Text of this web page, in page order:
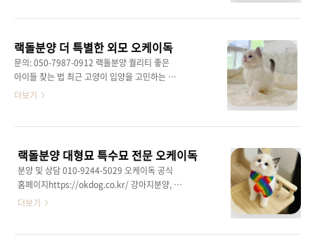
만 근육의 긴장도가 낮아 움직임이 부드럽고 걸
음으로 인한 부담이 적어 공동주택 환경..
요.부드러운 털을 쓰다듬는 순간벌써 가족이 된
것처럼 느껴졌습니다.그날 이후 저는 이 아이를
집으로 데려오기로 결심했어요. 랙돌분양을 진
행하면서가장 안심됐던 건 건강검진 내역과백신
접종 상태를 투명하게 알려준 점이에요.단순히
모습에서큰 신뢰를 느낄 수 있었습니다. 집에 데
낯선 공간에서도 무서워하지 않고차..
랙돌분양 더 특별한 외모 오케이독
문의: 050-7987-0912 랙돌분양 퀄리티 좋은
아이들 찾는 법 최근 고양이 입양을 고민하는 분
들이 많이 찾는 품종 중 하나가 바로 랙돌이에요.
택이에요. 단순히 가격만 보고 결정하기보다는
건강 상태 접종 내역 사후 관리 여부까지 꼼꼼히
확인해야 합니다. 믿을 수 있는 곳이라면 건강 검
진 결과와 부모묘 혈통까지 투명하게 안내해줍
니다. 많은 분들이 랙돌분양 시 궁금해하는 부분
고 전문 브리더 여부에 따라 달라집니다. 특히 전
더보기
랙돌분양 대형묘 특수묘 전문 오케이독
분양 및 상담 010-9244-5029 오케이독 공식
홈페이지https://okdog.co.kr/ 강아지분양, 고
양이분양 오케이독강아지분양,애견분양,애견샵,
더보기